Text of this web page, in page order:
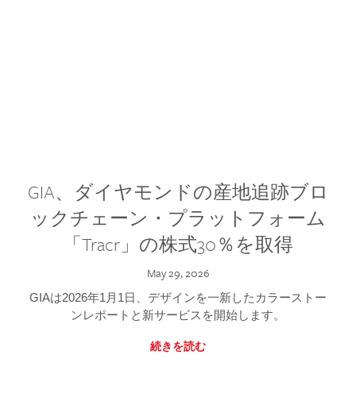
GIA、ダイヤモンドの産地追跡ブロ
ックチェーン・プラットフォーム
「Tracr」の株式30％を取得
May 29, 2026
GIAは2026年1月1日、デザインを一新したカラーストー
ンレポートと新サービスを開始します。
続きを読む